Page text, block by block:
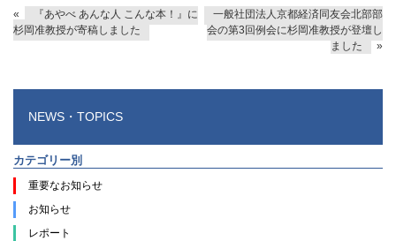
«
『あやべ あんな人 こんな本！』に
杉岡准教授が寄稿しました
一般社団法人京都経済同友会北部部
会の第3回例会に杉岡准教授が登壇し
ました
»
NEWS・TOPICS
カテゴリー別
重要なお知らせ
お知らせ
レポート